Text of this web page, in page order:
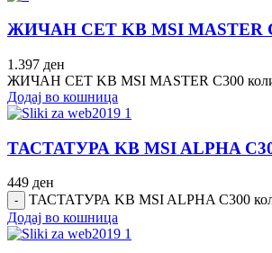
ЖИЧАН СЕТ KB MSI MASTER
1.397 ден
ЖИЧАН СЕТ KB MSI MASTER C300
Додај во кошница
ТАСТАТУРА KB MSI ALPHA
449 ден
ТАСТАТУРА KB MSI ALPHA C300
Додај во кошница